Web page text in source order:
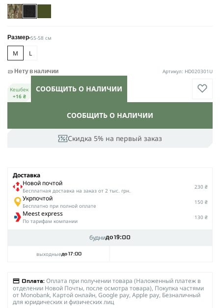
Размер 55-58 см
M L
Скидка 5% на первый заказ
СООБЩИТЬ О НАЛИЧИИ
Нету в наличии Артикул: HD020301U
Кешбек
+16 ₴
СООБЩИТЬ О НАЛИЧИИ
Доставка
Новой почтой
Беcплатная доставка на заказ от 2 тыс. грн.
230 ₴
Укрпочтой
Бесплатно при полной оплате
150 ₴
Meest express
По тарифам компании
130 ₴
буднидо 19:00
выходныедо 17:00
Оплата: Оплата при получении товара (Наложенный платеж в
отделении Новой Почты, после осмотра товара), Покупка частями
от Monobank, Картой онлайн, Google pay, Apple pay, Безналичный
для юридических и физических лиц